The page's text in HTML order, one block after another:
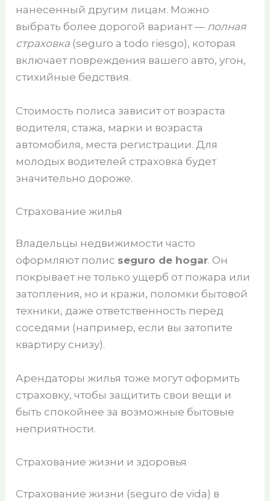
нанесенный другим лицам. Можно
выбрать более дорогой вариант — полная
страховка (seguro a todo riesgo), которая
включает повреждения вашего авто, угон,
стихийные бедствия.
Стоимость полиса зависит от возраста
водителя, стажа, марки и возраста
автомобиля, места регистрации. Для
молодых водителей страховка будет
значительно дороже.
Страхование жилья
Владельцы недвижимости часто
оформляют полис seguro de hogar. Он
покрывает не только ущерб от пожара или
затопления, но и кражи, поломки бытовой
техники, даже ответственность перед
соседями (например, если вы затопите
квартиру снизу).
Арендаторы жилья тоже могут оформить
страховку, чтобы защитить свои вещи и
быть спокойнее за возможные бытовые
неприятности.
Страхование жизни и здоровья
Страхование жизни (seguro de vida) в